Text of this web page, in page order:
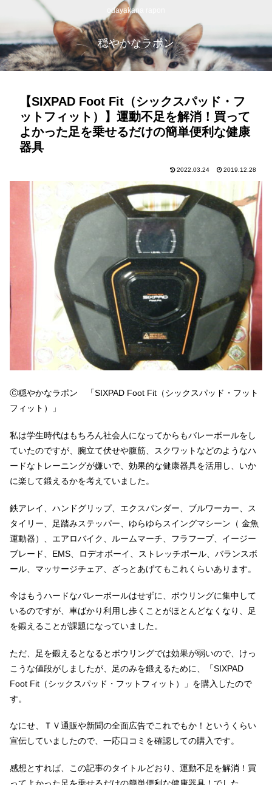
odayakana rapon
穏やかなラポン
【SIXPAD Foot Fit（シックスパッド・フ
ットフィット）】運動不足を解消！買って
よかった足を乗せるだけの簡単便利な健康
器具
2022.03.24 2019.12.28
Ⓒ穏やかなラポン 「SIXPAD Foot Fit（シックスパッド・フット
フィット）」
私は学生時代はもちろん社会人になってからもバレーボールをし
ていたのですが、腕立て伏せや腹筋、スクワットなどのようなハ
ードなトレーニングが嫌いで、効果的な健康器具を活用し、いか
に楽して鍛えるかを考えていました。
鉄アレイ、ハンドグリップ、エクスパンダー、ブルワーカー、ス
タイリー、足踏みステッパー、ゆらゆらスイングマシーン（ 金魚
運動器）、エアロバイク、ルームマーチ、フラフープ、イージー
ブレード、EMS、ロデオボーイ、ストレッチポール、バランスボ
ール、マッサージチェア、ざっとあげてもこれくらいあります。
今はもうハードなバレーボールはせずに、ボウリングに集中して
いるのですが、車ばかり利用し歩くことがほとんどなくなり、足
を鍛えることが課題になっていました。
ただ、足を鍛えるとなるとボウリングでは効果が弱いので、けっ
こうな値段がしましたが、足のみを鍛えるために、「SIXPAD
Foot Fit（シックスパッド・フットフィット）」を購入したので
す。
なにせ、ＴＶ通販や新聞の全面広告でこれでもか！というくらい
宣伝していましたので、一応口コミを確認しての購入です。
感想とすれば、この記事のタイトルどおり、運動不足を解消！買